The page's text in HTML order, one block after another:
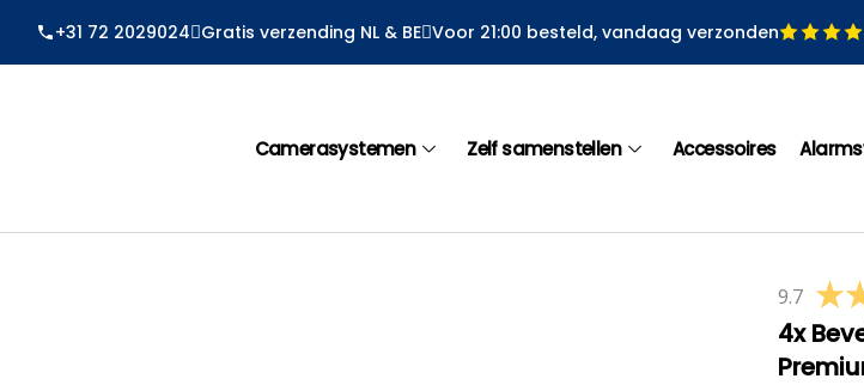
+31 72 2029024 Gratis verzending NL & BE Voor 21:00 besteld, vandaag verzonden
Camerasystemen Zelf samenstellen Accessoires
9.7
4x